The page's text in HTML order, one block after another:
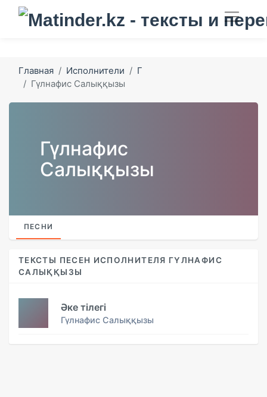
Главная Исполнители
Г
Гүлнафис Салыққызы
Гүлнафис
Салыққызы
ПЕСНИ
ТЕКСТЫ ПЕСЕН ИСПОЛНИТЕЛЯ ГҮЛНАФИС
САЛЫҚҚЫЗЫ
Әке тілегі
Гүлнафис Салыққызы